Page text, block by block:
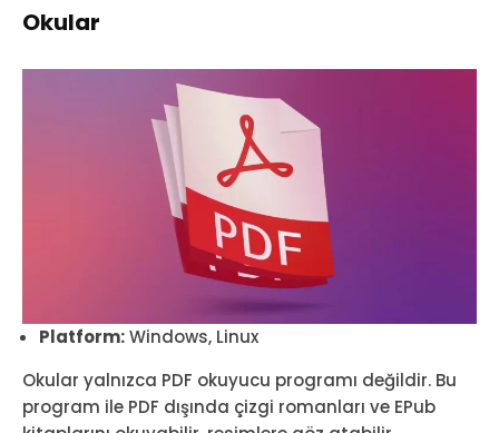
Okular
Platform:Windows, Linux
Okular yalnızca PDF okuyucu programı değildir. Bu
program ile PDF dışında çizgi romanları ve EPub